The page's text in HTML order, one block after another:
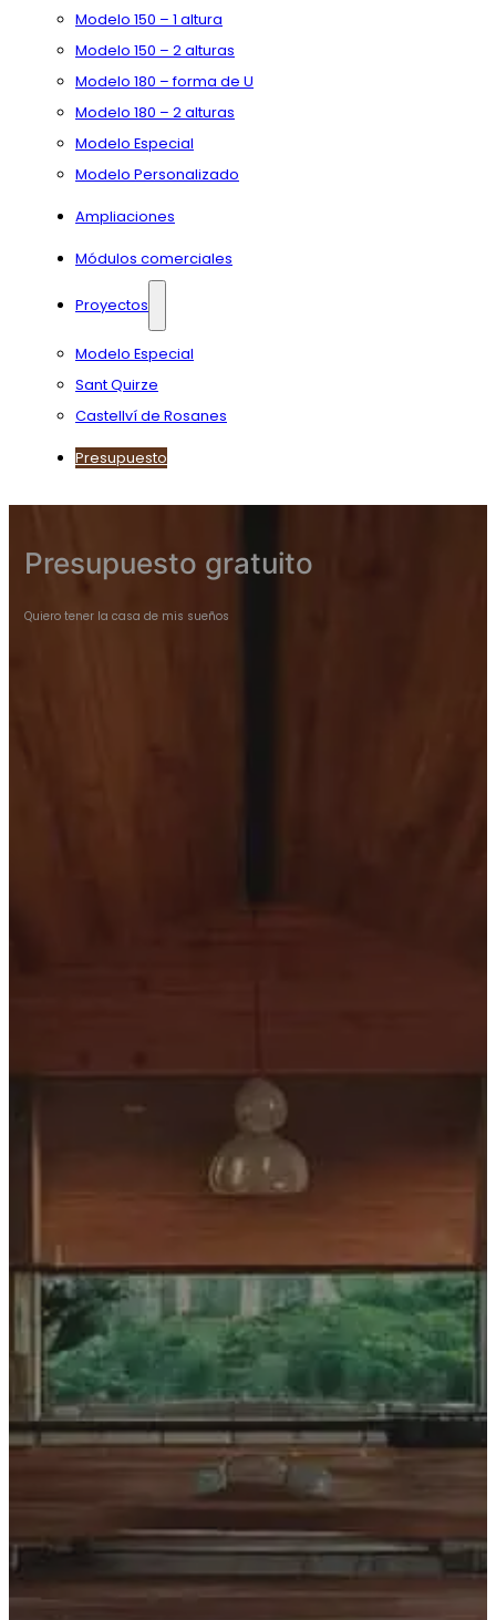
Modelo 150 – 1 altura
Modelo 150 – 2 alturas
Modelo 180 – forma de U
Modelo 180 – 2 alturas
Modelo Especial
Modelo Personalizado
Ampliaciones
Módulos comerciales
Proyectos
Modelo Especial
Sant Quirze
Castellví de Rosanes
Presupuesto
Presupuesto gratuito
Quiero tener la casa de mis sueños